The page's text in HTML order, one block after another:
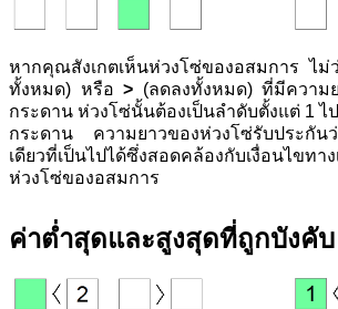
หากคุณสังเกตเห็นห่วงโซ่ของอสมการ ไม่
ทั้งหมด) หรือ > (ลดลงทั้งหมด) ที่มีความ
กระดาน ห่วงโซ่นั้นต้องเป็นลำดับตั้งแต่ 1 ไ
กระดาน ความยาวของห่วงโซ่รับประกัน
เดียวที่เป็นไปได้ซึ่งสอดคล้องกับเงื่อนไขทา
ห่วงโซ่ของอสมการ
ค่าต่ำสุดและสูงสุดที่ถูกบังคับ